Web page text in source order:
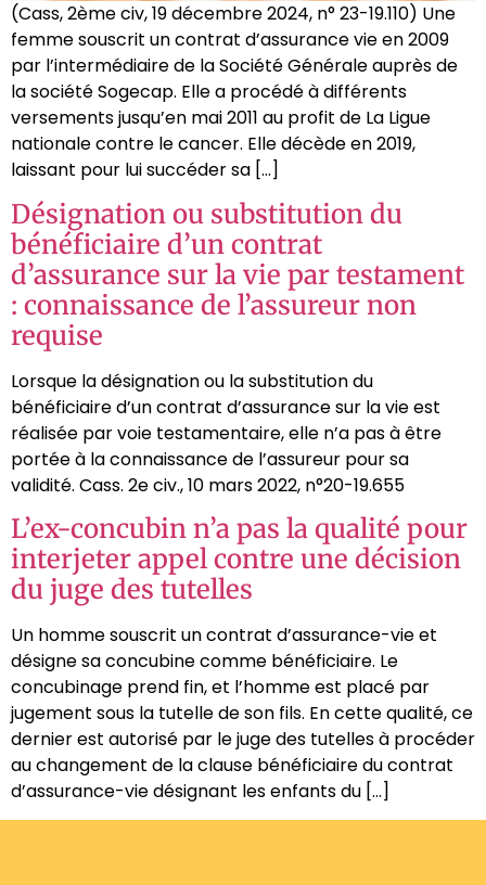
(Cass, 2ème civ, 19 décembre 2024, n° 23-19.110) Une
femme souscrit un contrat d’assurance vie en 2009
par l’intermédiaire de la Société Générale auprès de
la société Sogecap. Elle a procédé à différents
versements jusqu’en mai 2011 au profit de La Ligue
nationale contre le cancer. Elle décède en 2019,
laissant pour lui succéder sa […]
Désignation ou substitution du
bénéficiaire d’un contrat
d’assurance sur la vie par testament
: connaissance de l’assureur non
requise
Lorsque la désignation ou la substitution du
bénéficiaire d’un contrat d’assurance sur la vie est
réalisée par voie testamentaire, elle n’a pas à être
portée à la connaissance de l’assureur pour sa
validité. Cass. 2e civ., 10 mars 2022, n°20-19.655
L’ex-concubin n’a pas la qualité pour
interjeter appel contre une décision
du juge des tutelles
Un homme souscrit un contrat d’assurance-vie et
désigne sa concubine comme bénéficiaire. Le
concubinage prend fin, et l’homme est placé par
jugement sous la tutelle de son fils. En cette qualité, ce
dernier est autorisé par le juge des tutelles à procéder
au changement de la clause bénéficiaire du contrat
d’assurance-vie désignant les enfants du […]